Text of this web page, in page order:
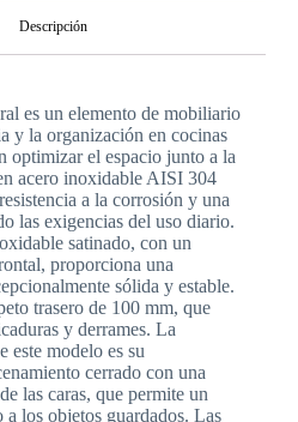
Descripción
es un elemento de mobiliario
y la organización en cocinas
optimizar el espacio junto a la
acero inoxidable AISI 304
a la corrosión y una
las exigencias del uso diario.
satinado, con un
proporciona una
sólida y estable.
trasero de 100 mm, que
y derrames. La
este modelo es su
cerrado con una
las caras, que permite un
a los objetos guardados. Las